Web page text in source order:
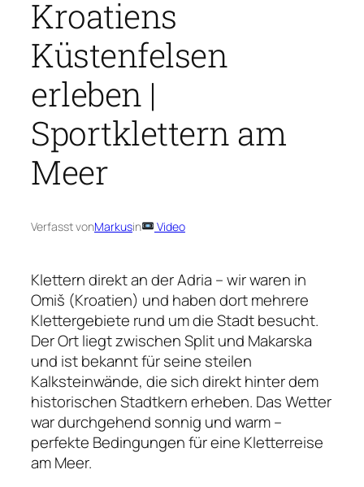
Kroatiens
Küstenfelsen
erleben |
Sportklettern am
Meer
Verfasst vonMarkusin Video
Klettern direkt an der Adria – wir waren in
Omiš (Kroatien) und haben dort mehrere
Klettergebiete rund um die Stadt besucht.
Der Ort liegt zwischen Split und Makarska
und ist bekannt für seine steilen
Kalksteinwände, die sich direkt hinter dem
historischen Stadtkern erheben. Das Wetter
war durchgehend sonnig und warm –
perfekte Bedingungen für eine Kletterreise
am Meer.